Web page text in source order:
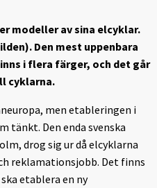
modeller av sina elcyklar.
Den mest uppenbara
i flera färger, och det går
cyklarna.
men etableringen i
tänkt. Den enda svenska
drog sig ur då elcyklarna
reklamationsjobb. Det finns
etablera en ny